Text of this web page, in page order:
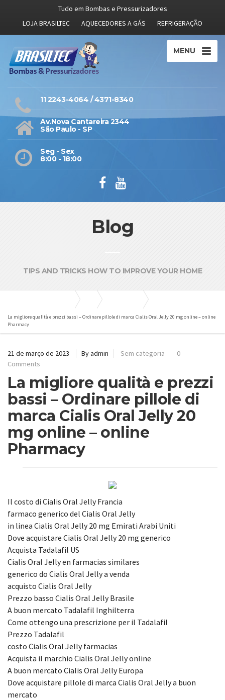
Tudo em Bombas e Pressurizadores
LOJA BRASILTEC
AQUECEDORES A GÁS REFRIGERAÇÃO
MENU
11 2243-4064 / 4371-8340
Av.Nova Cantareira 2344
São Paulo - SP
Seg - Sex
8:00 - 18:00
Blog
TIPS AND TRICKS HOW TO IMPROVE YOUR HOME
La migliore qualità e prezzi bassi – Ordinare pillole di marca Cialis Oral Jelly 20 mg online – online
Pharmacy
21 de março de 2023 By admin Sem categoria
0
Comments
La migliore qualità e prezzi
bassi – Ordinare pillole di
marca Cialis Oral Jelly 20
mg online – online
Pharmacy
Il costo di Cialis Oral Jelly Francia
farmaco generico del Cialis Oral Jelly
in linea Cialis Oral Jelly 20 mg Emirati Arabi Uniti
Dove acquistare Cialis Oral Jelly 20 mg generico
Acquista Tadalafil US
Cialis Oral Jelly en farmacias similares
generico do Cialis Oral Jelly a venda
acquisto Cialis Oral Jelly
Prezzo basso Cialis Oral Jelly Brasile
A buon mercato Tadalafil Inghilterra
Come ottengo una prescrizione per il Tadalafil
Prezzo Tadalafil
costo Cialis Oral Jelly farmacias
Acquista il marchio Cialis Oral Jelly online
A buon mercato Cialis Oral Jelly Europa
Dove acquistare pillole di marca Cialis Oral Jelly a buon
mercato